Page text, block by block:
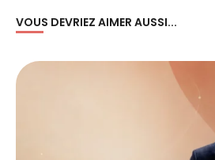
VOUS DEVRIEZ AIMER AUSSI...